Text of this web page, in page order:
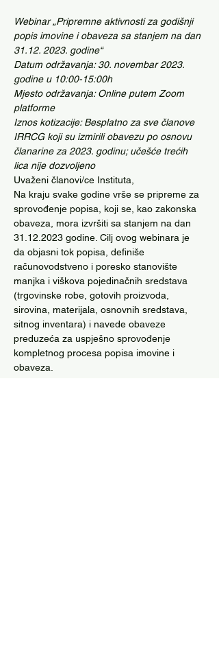
Webinar „Pripremne aktivnosti za godišnji
popis imovine i obaveza sa stanjem na dan
31.12. 2023. godine“
Datum održavanja: 30. novembar 2023.
godine u 10:00-15:00h
Mjesto održavanja: Online putem Zoom
platforme
Iznos kotizacije: Besplatno za sve članove
IRRCG koji su izmirili obavezu po osnovu
članarine za 2023. godinu; učešće trećih
lica nije dozvoljeno
Uvaženi članovi/ce Instituta,
Na kraju svake godine vrše se pripreme za
sprovođenje popisa, koji se, kao zakonska
obaveza, mora izvršiti sa stanjem na dan
31.12.2023 godine. Cilj ovog webinara je
da objasni tok popisa, definiše
računovodstveno i poresko stanovište
manjka i viškova pojedinačnih sredstava
(trgovinske robe, gotovih proizvoda,
sirovina, materijala, osnovnih sredstava,
sitnog inventara) i navede obaveze
preduzeća za uspješno sprovođenje
kompletnog procesa popisa imovine i
obaveza.